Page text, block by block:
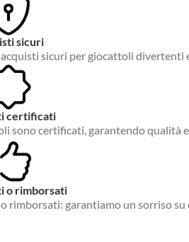
sicuri
sicuri per giocattoli divertenti
certificati
sono certificati, garantendo qualità e
o rimborsati
rimborsati: garantiamo un sorriso su